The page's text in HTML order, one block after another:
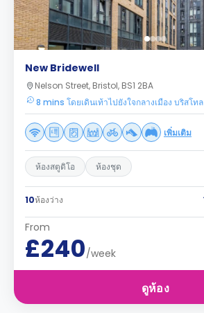
New Bridewell
Nelson Street, Bristol, BS1 2BA
8 mins โดยเดินเท้าไปยังใจกลางเมือง บริสโทล
เพิ่มเติม
ห้องสตูดิโอ ห้องชุด
10ห้องว่าง
From
£240/week
ดูห้อง